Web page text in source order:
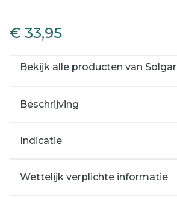
€ 33,95
Bekijk alle producten van Solgar
Beschrijving
Indicatie
Wettelijk verplichte informatie